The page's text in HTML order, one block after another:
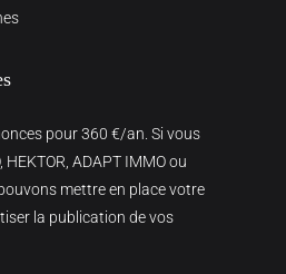
pour 360 €/an. Si vous
ADAPT IMMO ou
mettre en place votre
la publication de vos